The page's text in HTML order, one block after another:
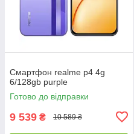
Смартфон realme p4 4g
6/128gb purple
Готово до відправки
9 539 ₴ 10 589 ₴